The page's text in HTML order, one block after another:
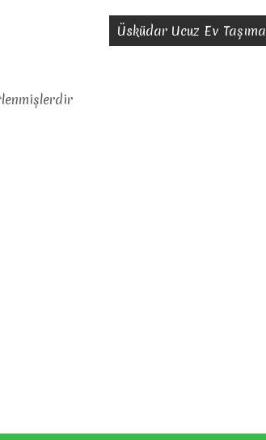
Üsküdar Ucuz Ev Taşıma